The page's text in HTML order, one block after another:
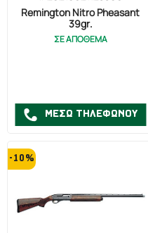
Seeland
Σφενδόνες
Remington Nitro Pheasant
39gr.
ΣΕ ΑΠΟΘΕΜΑ
ΜΕΣΩ ΤΗΛΕΦΩΝΟΥ
-10%